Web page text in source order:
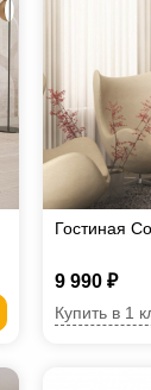
Гостиная
9 990 ₽
Купить в 1